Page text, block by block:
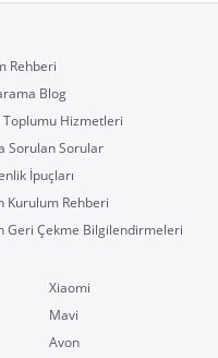
Rehberi
Blog
Toplumu Hizmetleri
Sorulan Sorular
İpuçları
Kurulum Rehberi
Geri Çekme Bilgilendirmeleri
Xiaomi
Mavi
Avon